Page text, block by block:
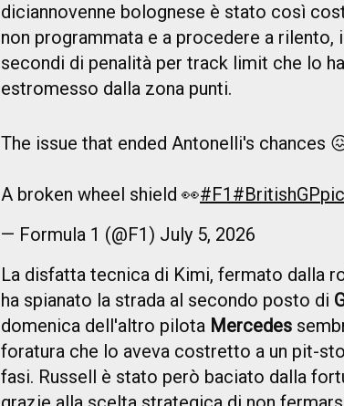
diciannovenne bolognese è stato così
non programmata e a procedere a rilento,
secondi di penalità per track limit che lo
estromesso dalla zona punti.
The issue that ended Antonelli's chances
A broken wheel shield 👀#F1 #BritishGP
— Formula 1 (@F1) July 5, 2026
La disfatta tecnica di Kimi, fermato dalla
ha spianato la strada al secondo posto di
domenica dell'altro pilota Mercedes
foratura che lo aveva costretto a un pit-
fasi. Russell è stato però baciato dalla